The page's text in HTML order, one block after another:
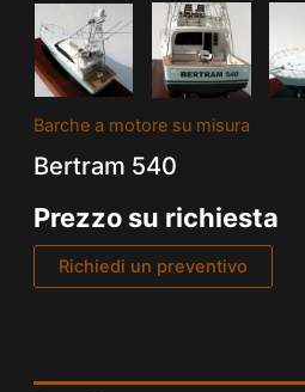
Barche a motore su misura
Bertram 540
Prezzo su richiesta
Richiedi un preventivo